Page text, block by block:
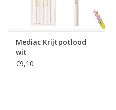
Mediac Krijtpotlood
wit
€9,10